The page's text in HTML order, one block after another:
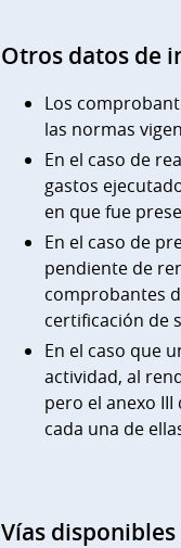
Otros datos de
Los
las normas
En el caso de
gastos
en que fue
En el caso de
pendiente de
comprobantes
certificación de
En el caso que
actividad, al
pero el anexo
cada una de
Vías